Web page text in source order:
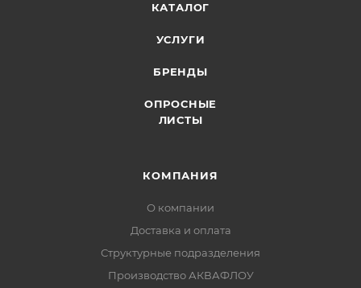
КАТАЛОГ
УСЛУГИ
БРЕНДЫ
ОПРОСНЫЕ
ЛИСТЫ
КОМПАНИЯ
О компании
Доставка и оплата
Структурные подразделения
Производство АКВАФЛОУ